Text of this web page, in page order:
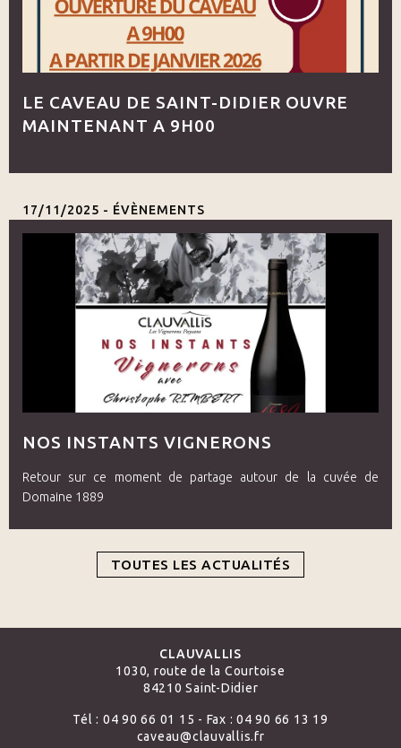
LE CAVEAU DE SAINT-DIDIER OUVRE
MAINTENANT A 9H00
17/11/2025 - ÉVÈNEMENTS
NOS INSTANTS VIGNERONS
Retour sur ce moment de partage autour de la cuvée de
Domaine 1889
TOUTES LES ACTUALITÉS
CLAUVALLIS
1030, route de la Courtoise
84210 Saint-Didier
Tél : 04 90 66 01 15 - Fax : 04 90 66 13 19
caveau@clauvallis.fr